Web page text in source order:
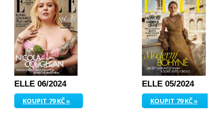
ELLE 06/2024
KOUPIT 79 KČ »
ELLE 05/2024
KOUPIT 79 KČ »